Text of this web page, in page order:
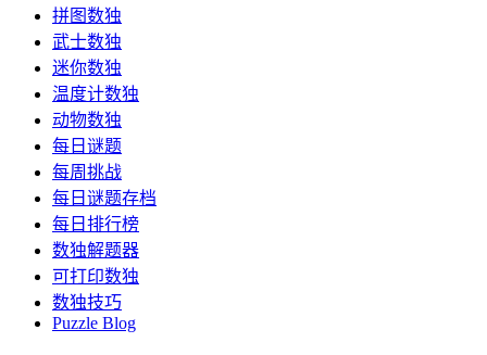
拼图数独
武士数独
迷你数独
温度计数独
动物数独
每日谜题
每周挑战
每日谜题存档
每日排行榜
数独解题器
可打印数独
数独技巧
Puzzle Blog